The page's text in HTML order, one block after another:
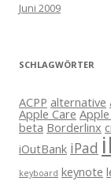
Juni 2009
SCHLAGWÖRTER
ACPP alternative
Apple Care
beta Borderlinx
iOutBank iPad
keyboard keynote